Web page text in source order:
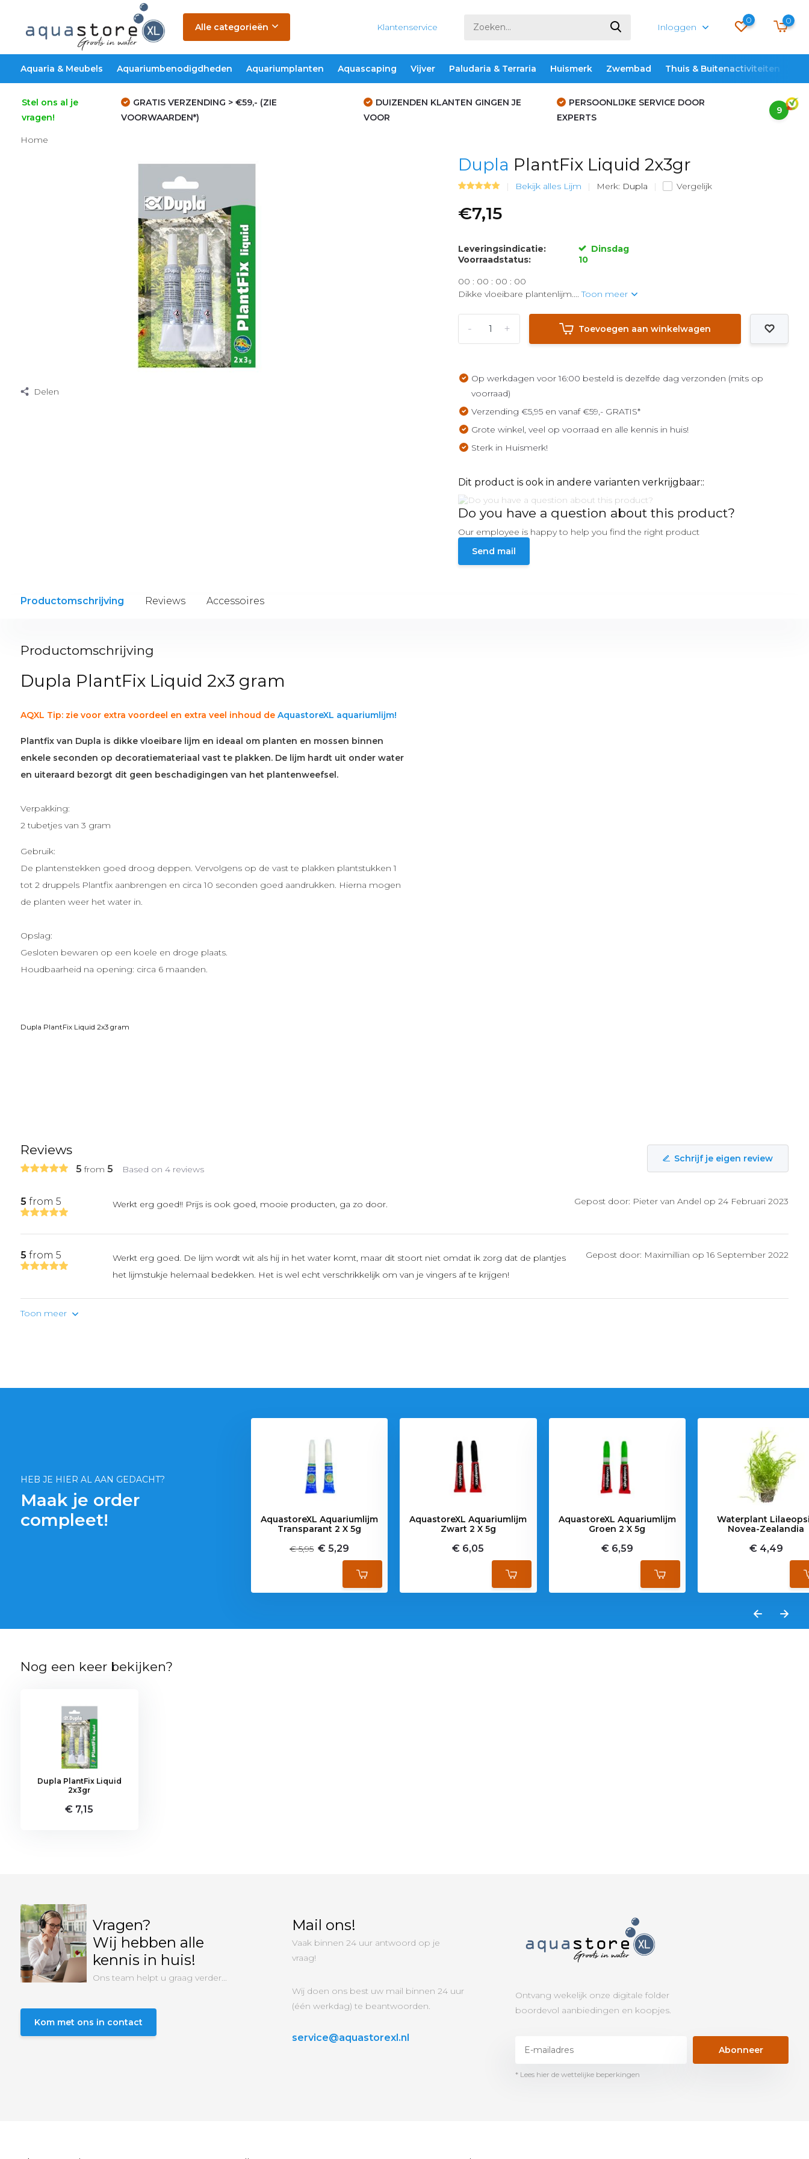
Alle categorieën Klantenservice Inloggen
0 0
Aquaria & Meubels Aquariumbenodigdheden Aquariumplanten Aquascaping Vijver Paludaria & Terraria Huismerk Zwembad Thuis & Buitenactiviteiten
Stel ons al je
vragen!
GRATIS VERZENDING > €59,- (ZIE
VOORWAARDEN*)
DUIZENDEN KLANTEN GINGEN JE
VOOR
PERSOONLIJKE SERVICE DOOR
EXPERTS
9
Home
Delen
Dupla PlantFix Liquid 2x3gr
Bekijk alles Lijm Merk: Dupla Vergelijk
€7,15
Leveringsindicatie:
Dinsdag
Voorraadstatus:
10
00 : 00 : 00 : 00
Dikke vloeibare plantenlijm....Toon meer
+
- Toevoegen aan winkelwagen
Op werkdagen voor 16:00 besteld is dezelfde dag verzonden (mits op
voorraad)
Verzending €5,95 en vanaf €59,- GRATIS*
Grote winkel, veel op voorraad en alle kennis in huis!
Sterk in Huismerk!
Dit product is ook in andere varianten verkrijgbaar::
Do you have a question about this product?
Our employee is happy to help you find the right product
Send mail
Productomschrijving Reviews Accessoires
Productomschrijving
Dupla PlantFix Liquid 2x3 gram
AQXL Tip: zie voor extra voordeel en extra veel inhoud de AquastoreXL aquariumlijm!
Plantfix van Dupla is dikke vloeibare lijm en ideaal om planten en mossen binnen
enkele seconden op decoratiemateriaal vast te plakken. De lijm hardt uit onder water
en uiteraard bezorgt dit geen beschadigingen van het plantenweefsel.
Verpakking:
2 tubetjes van 3 gram
Gebruik:
De plantenstekken goed droog deppen. Vervolgens op de vast te plakken plantstukken 1
tot 2 druppels Plantfix aanbrengen en circa 10 seconden goed aandrukken. Hierna mogen
de planten weer het water in.
Opslag:
Gesloten bewaren op een koele en droge plaats.
Houdbaarheid na opening: circa 6 maanden.
Dupla PlantFix Liquid 2x3 gram
Reviews
5 from 5 Based on 4 reviews
Schrijf je eigen review
5 from 5 Werkt erg goed!! Prijs is ook goed, mooie producten, ga zo door. Gepost door: Pieter van Andel op 24 Februari 2023
5 from 5
Werkt erg goed. De lijm wordt wit als hij in het water komt, maar dit stoort niet omdat ik zorg dat de plantjes
het lijmstukje helemaal bedekken. Het is wel echt verschrikkelijk om van je vingers af te krijgen!
Gepost door: Maximillian op 16 September 2022
Toon meer
HEB JE HIER AL AAN GEDACHT?
Maak je order
compleet!
AquastoreXL Aquariumlijm
Transparant 2 X 5g
€ 5,95 € 5,29
AquastoreXL Aquariumlijm
Zwart 2 X 5g
€ 6,05
AquastoreXL Aquariumlijm
Groen 2 X 5g
€ 6,59
Waterplant
Novea-Zealandia
€ 4,49
Nog een keer bekijken?
Dupla PlantFix Liquid
2x3gr
€ 7,15
Vragen?
Wij hebben alle
kennis in huis!
Ons team helpt u graag verder...
Kom met ons in contact
Mail ons!
Vaak binnen 24 uur antwoord op je
vraag!
Wij doen ons best uw mail binnen 24 uur
(één werkdag) te beantwoorden.
service@aquastorexl.nl
Ontvang wekelijk onze digitale folder
boordevol aanbiedingen en koopjes.
Abonneer
* Lees hier de wettelijke beperkingen